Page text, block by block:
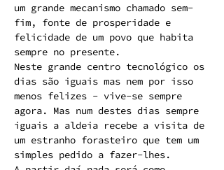
um grande mecanismo chamado sem-
fim, fonte de prosperidade e
felicidade de um povo que habita
sempre no presente.
Neste grande centro tecnológico os
dias são iguais mas nem por isso
menos felizes - vive-se sempre
agora. Mas num destes dias sempre
iguais a aldeia recebe a visita de
um estranho forasteiro que tem um
simples pedido a fazer-lhes.